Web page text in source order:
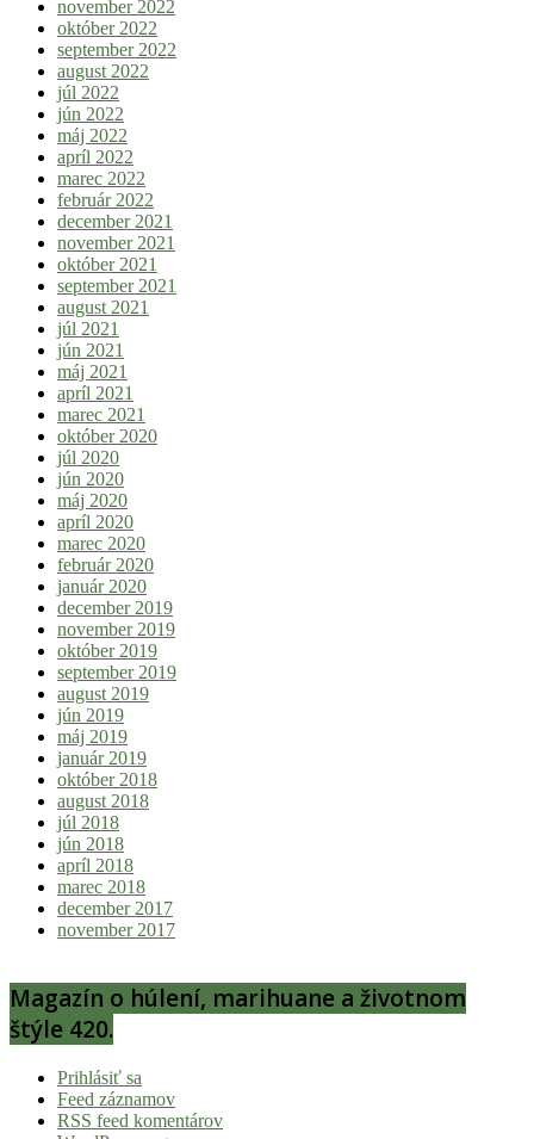
november 2022
október 2022
september 2022
august 2022
júl 2022
jún 2022
máj 2022
apríl 2022
marec 2022
február 2022
december 2021
november 2021
október 2021
september 2021
august 2021
júl 2021
jún 2021
máj 2021
apríl 2021
marec 2021
október 2020
júl 2020
jún 2020
máj 2020
apríl 2020
marec 2020
február 2020
január 2020
december 2019
november 2019
október 2019
september 2019
august 2019
jún 2019
máj 2019
január 2019
október 2018
august 2018
júl 2018
jún 2018
apríl 2018
marec 2018
december 2017
november 2017
Magazín o húlení, marihuane a životnom
štýle 420.
Prihlásiť sa
Feed záznamov
RSS feed komentárov